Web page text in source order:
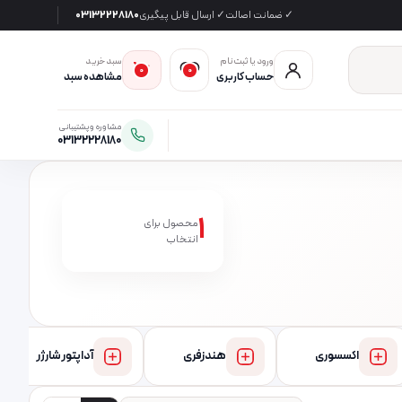
✓ ضمانت اصالت✓ ارسال قابل پیگیری03132228180
ورود یا ثبت‌نام
حساب کاربری 0
0
سبد خرید
مشاهده سبد
مشاوره و پشتیبانی
03132228180
1محصول برای
انتخاب
اکسسوری هندزفری آداپتور شارژر